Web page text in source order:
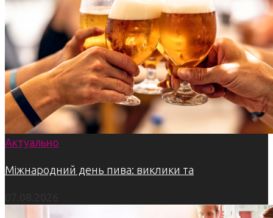
Актуально
Міжнародний день пива: виклики та